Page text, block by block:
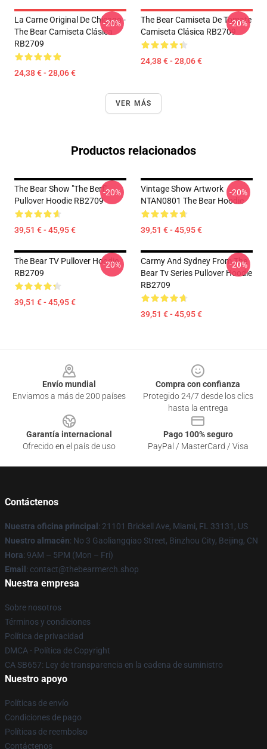
La Carne Original De Chicago -
The Bear Camiseta Clásica
RB2709
24,38 € - 28,06 €
-20%
The Bear Camiseta De Tomate
Camiseta Clásica RB2709
24,38 € - 28,06 €
-20%
VER MÁS
Productos relacionados
The Bear Show "The Berf"
Pullover Hoodie RB2709
39,51 € - 45,95 €
-20%
Vintage Show Artwork
NTAN0801 The Bear Hoodie
39,51 € - 45,95 €
-20%
The Bear TV Pullover Hoodie
RB2709
39,51 € - 45,95 €
-20%
Carmy And Sydney From The
Bear Tv Series Pullover Hoodie
RB2709
39,51 € - 45,95 €
-20%
Envío mundial
Enviamos a más de 200 países
Compra con confianza
Protegido 24/7 desde los clics
hasta la entrega
Garantía internacional
Ofrecido en el país de uso
Pago 100% seguro
PayPal / MasterCard / Visa
Contáctenos
Nuestra oficina principal : 21101 Brickell Ave, Miami, FL 33131, US
Nuestro almacén: No 3 Gaoliangqiao Street, Binzhou City, Beijing, CN
Hora: 9AM – 5PM (Mon – Fri)
Email : contact@thebearmerch.shop
Nuestra empresa
Sobre nosotros
Términos y condiciones
Política de privacidad
DMCA - Política de Copyright
CA SB657: Ley de transparencia en la cadena de suministro
Nuestro apoyo
Políticas de envío
Condiciones de pago
Políticas de reembolso
Contáctenos